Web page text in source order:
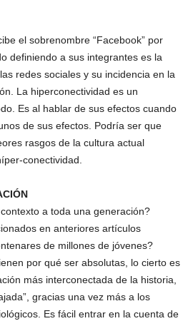
el sobrenombre “Facebook” por
definiendo a sus integrantes es la
redes sociales y su incidencia en la
La hiperconectividad es un
Es al hablar de sus efectos cuando
de sus efectos. Podría ser que
rasgos de la cultura actual
conectividad.
a toda una generación?
en anteriores artículos
de millones de jóvenes?
por qué ser absolutas, lo cierto es
más interconectada de la historia,
gracias una vez más a los
Es fácil entrar en la cuenta de